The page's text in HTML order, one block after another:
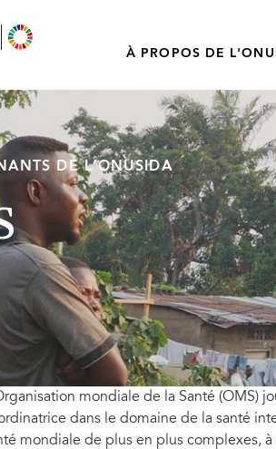
À PROPOS DE
DE L’ONUSIDA
mondiale de la Santé (OMS)
dans le domaine de la santé
mondiale de plus en plus complexes,